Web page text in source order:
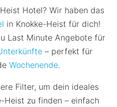
Hotel? Wir haben das
in Knokke-Heist für dich!
Last Minute Angebote für
– perfekt für
Wochenende.
Filter, um dein ideales
Heist zu finden – einfach